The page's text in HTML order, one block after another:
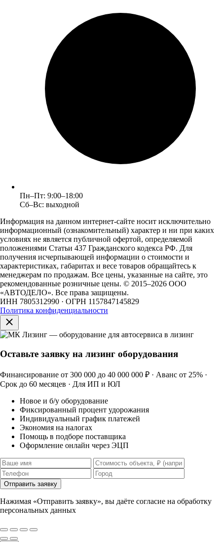
Пн–Пт: 9:00–18:00
Сб–Вс: выходной
Информация на данном интернет-сайте носит исключительно
информационный (ознакомительный) характер и ни при каких
условиях не является публичной офертой, определяемой
положениями Статьи 437 Гражданского кодекса РФ. Для
получения исчерпывающей информации о стоимости и
характеристиках, габаритах и весе товаров обращайтесь к
менеджерам по продажам. Все цены, указанные на сайте, это
рекомендованные розничные цены. © 2015–2026 ООО
«АВТОДЕЛО». Все права защищены.
ИНН 7805312990 · ОГРН 1157847145829
Политика конфиденциальности
Оставьте заявку на лизинг оборудования
Финансирование от 300 000 до 40 000 000 ₽ · Аванс от 25% ·
Срок до 60 месяцев · Для ИП и ЮЛ
Новое и б/у оборудование
Фиксированный процент удорожания
Индивидуальный график платежей
Экономия на налогах
Помощь в подборе поставщика
Оформление онлайн через ЭЦП
Отправить заявку
Нажимая «Отправить заявку», вы даёте согласие на обработку
персональных данных